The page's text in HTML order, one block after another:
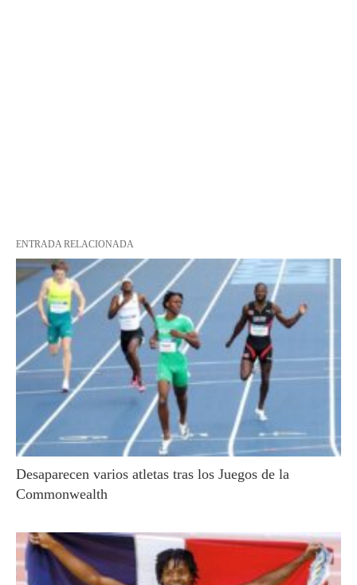
ENTRADA RELACIONADA
Desaparecen varios atletas tras los Juegos de la
Commonwealth